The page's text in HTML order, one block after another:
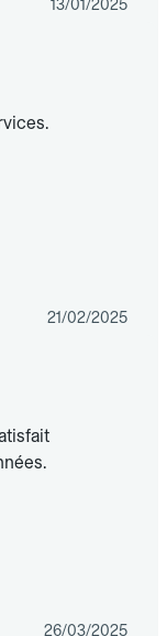
13/01/2025
21/02/2025
26/03/2025